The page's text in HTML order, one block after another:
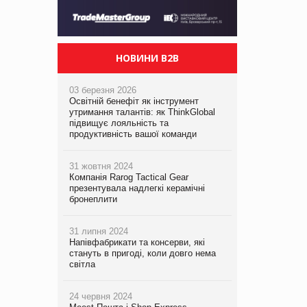
НОВИНИ B2B
03 березня 2026
Освітній бенефіт як інструмент
утримання талантів: як ThinkGlobal
підвищує лояльність та
продуктивність вашої команди
31 жовтня 2024
Компанія Rarog Tactical Gear
презентувала надлегкі керамічні
бронеплити
31 липня 2024
Напівфабрикати та консерви, які
стануть в пригоді, коли довго нема
світла
24 червня 2024